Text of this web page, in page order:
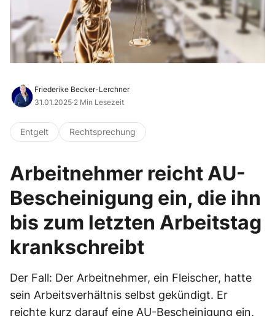
Friederike Becker-Lerchner
31.01.2025·2 Min Lesezeit
Entgelt Rechtsprechung
Arbeitnehmer reicht AU-
Bescheinigung ein, die ihn
bis zum letzten Arbeitstag
krankschreibt
Der Fall: Der Arbeitnehmer, ein Fleischer, hatte
sein Arbeitsverhältnis selbst gekündigt. Er
reichte kurz darauf eine AU-Bescheinigung ein,